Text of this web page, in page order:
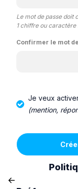
Le mot de passe doit
1 chiffre ou caractère
Confirmer le mot
Je veux
(mention,